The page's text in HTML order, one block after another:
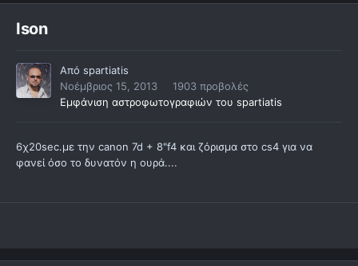
Ison
Από spartiatis
Νοέμβριος 15, 2013
1903 προβολές
Εμφάνιση αστροφωτογραφιών του spartiatis
6χ20sec.με την canon 7d + 8"f4 και ζόρισμα στο cs4 για να
φανεί όσο το δυνατόν η ουρά....